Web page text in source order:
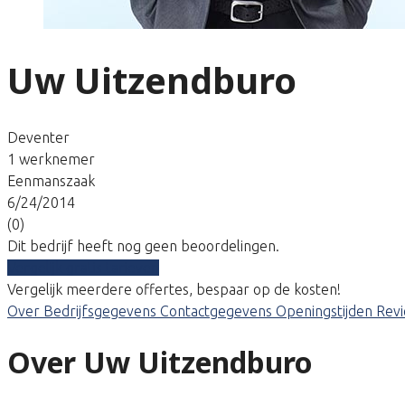
Uw Uitzendburo
Deventer
1 werknemer
Eenmanszaak
6/24/2014
(0)
Dit bedrijf heeft nog geen beoordelingen.
Vergelijk meerdere offertes, bespaar op de kosten!
Over Bedrijfsgegevens Contactgegevens Openingstijden
Over Uw Uitzendburo